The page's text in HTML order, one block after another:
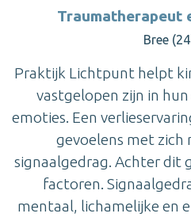
Traumatherapeut
Bree
Praktijk Lichtpunt helpt
vastgelopen zijn in
emoties. Een
gevoelens met
signaalgedrag. Achter dit
factoren.
mentaal, lichamelijke en